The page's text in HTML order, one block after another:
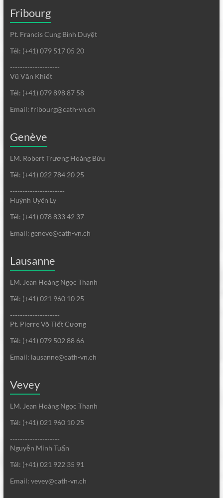
Fribourg
Pt. Francis Cung Bỉnh Duyệt
Tél: (+41) 079 517 05 20
--------------------
Vũ Văn Khiết
Tél: (+41) 079 898 87 58
Email: fribourg@cath-vn.ch
Genève
LM. Robert Trương Hoàng Bửu
Tél: (+41) 022 784 20 25
----------------------
Huỳnh Uyên Ly
Tél: (+41) 078 833 42 37
Email: geneve@cath-vn.ch
Lausanne
LM. Jean Hoàng Ngọc Thanh
Tél: (+41) 021 960 10 25
--------------------
Pt. Pierre Võ Tiết Cương
Tél: (+41) 079 502 88 66
Email: lausanne@cath-vn.ch
Vevey
LM. Jean Hoàng Ngọc Thanh
Tél: (+41) 021 960 10 25
--------------------
Nguyễn Minh Tuấn
Tél: (+41) 021 922 35 91
Email: vevey@cath-vn.ch